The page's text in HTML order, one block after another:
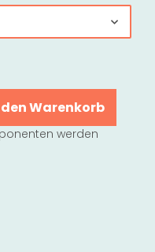
Warenkorb
werden